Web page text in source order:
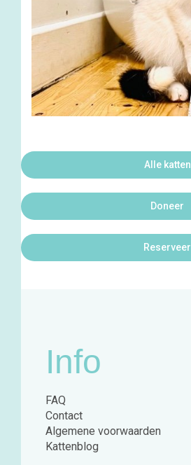
Alle katten
Doneer
Reserveer
Info
FAQ
Contact
Algemene voorwaarden
Kattenblog